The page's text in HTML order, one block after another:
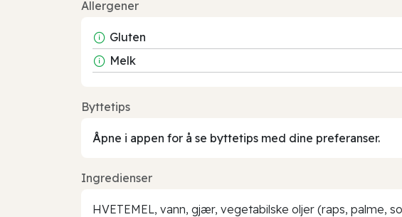
Allergener
Gluten
Melk
Byttetips
Åpne i appen for å se byttetips med dine preferanser.
Ingredienser
HVETEMEL, vann, gjær, vegetabilske oljer (raps, palme,